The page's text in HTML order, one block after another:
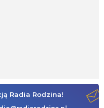
Radia Rodzina!